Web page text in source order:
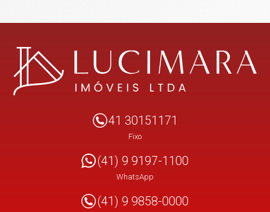
41 30151171
Fixo
(41) 9 9197-1100
WhatsApp
(41) 9 9858-0000